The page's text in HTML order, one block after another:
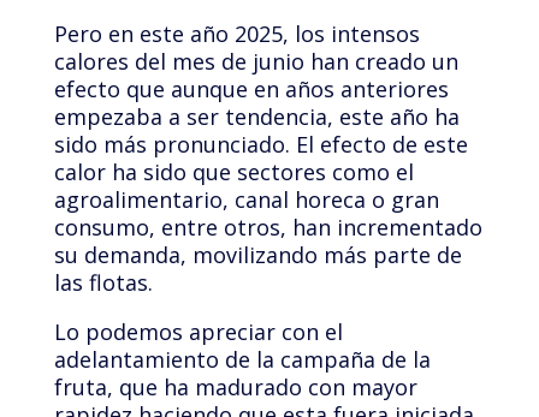
Pero en este año 2025, los intensos
calores del mes de junio han creado un
efecto que aunque en años anteriores
empezaba a ser tendencia, este año ha
sido más pronunciado. El efecto de este
calor ha sido que sectores como el
agroalimentario, canal horeca o gran
consumo, entre otros, han incrementado
su demanda, movilizando más parte de
las flotas.
Lo podemos apreciar con el
adelantamiento de la campaña de la
fruta, que ha madurado con mayor